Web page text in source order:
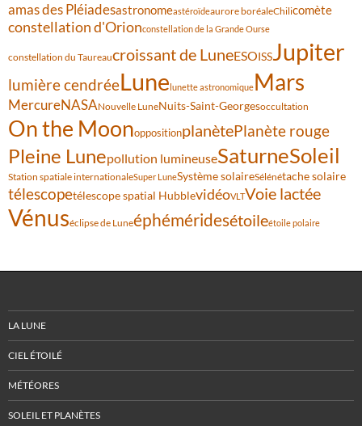
amas des Pléiadesastronomeastéroïdeaurore boréaleChilicomète
constellation d'Orionconstellation de la Grande Ourse
constellation du Taureaucroissant de LuneESOISSJupiter
lumière cendréeLune lunette astronomiqueMars
MercureNASANouvelle LuneNuits-Saint-Georgesoccultation
On the MoonoppositionplanètePlanète rouge
Pleine Lunepollution lumineuseSaturneSoleil
Station spatiale internationaleSuper LuneSystème solaireSélénétache solaire
télescopetélescope spatial HubblevidéoVLTVoie lactée
Vénuséclipse de Luneéphéméridesétoileétoile polaire
LA LUNE
CIEL ÉTOILÉ
MÉTÉORES
SOLEIL ET PLANÈTES